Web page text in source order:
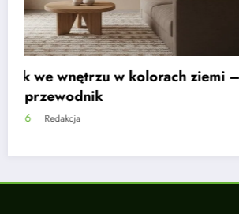
Drewno na ścianie w małym
najczęstsze błędy
3 sierpnia, 2026